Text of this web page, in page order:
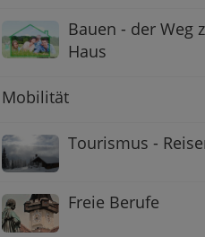
Bauen - der Weg
Haus
Mobilität
Tourismus -
Freie Berufe